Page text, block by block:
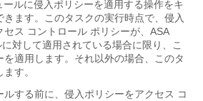
ルに侵入ポリシーを適用する操作をキ
きます。このタスクの実行時点で、侵入
ス コントロール ポリシーが、ASA
対して適用されている場合に限り、こ
適用します。それ以外の場合、このタ
す。
ルする前に、侵入ポリシーをアクセス コ